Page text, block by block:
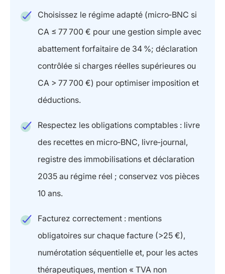
Choisissez le régime adapté (micro‑BNC si
CA ≤ 77 700 € pour une gestion simple avec
abattement forfaitaire de 34 %; déclaration
contrôlée si charges réelles supérieures ou
CA > 77 700 €) pour optimiser imposition et
déductions.
Respectez les obligations comptables : livre
des recettes en micro‑BNC, livre‑journal,
registre des immobilisations et déclaration
2035 au régime réel ; conservez vos pièces
10 ans.
Facturez correctement : mentions
obligatoires sur chaque facture (>25 €),
numérotation séquentielle et, pour les actes
thérapeutiques, mention « TVA non